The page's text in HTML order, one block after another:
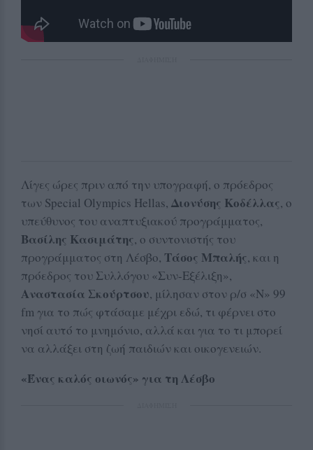
Λίγες ώρες πριν από την υπογραφή, ο πρόεδρος
των Special Olympics Hellas, Διονύσης Κοδέλλας, ο
υπεύθυνος του αναπτυξιακού προγράμματος,
Βασίλης Κασιμάτης, ο συντονιστής του
προγράμματος στη Λέσβο, Τάσος Μπαλής, και η
πρόεδρος του Συλλόγου «Συν-Εξέλιξη»,
Αναστασία Σκούρτσου, μίλησαν στον ρ/σ «Ν» 99
fm για το πώς φτάσαμε μέχρι εδώ, τι φέρνει στο
νησί αυτό το μνημόνιο, αλλά και για το τι μπορεί
να αλλάξει στη ζωή παιδιών και οικογενειών.
«Ένας καλός οιωνός» για τη Λέσβο